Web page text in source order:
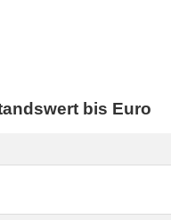
bis Euro